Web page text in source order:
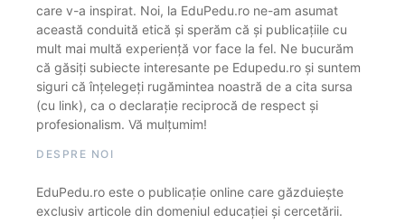
care v-a inspirat. Noi, la EduPedu.ro ne-am asumat
această conduită etică și sperăm că și publicațiile cu
mult mai multă experiență vor face la fel. Ne bucurăm
că găsiți subiecte interesante pe Edupedu.ro și suntem
siguri că înțelegeți rugămintea noastră de a cita sursa
(cu link), ca o declarație reciprocă de respect și
profesionalism. Vă mulțumim!
DESPRE NOI
EduPedu.ro este o publicație online care găzduiește
exclusiv articole din domeniul educației și cercetării.